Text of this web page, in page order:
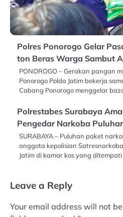
Polres Ponorogo Gelar
ton Beras Warga Sambut
PONOROGO – Gerakan pangan
Ponorogo Polda Jatim bekerja
Cabang Ponorogo menggelar
Polrestabes Surabaya
Pengedar Narkoba
SURABAYA – Puluhan paket
anggota kepolisian
Jatim di kamar kos yang
Leave a Reply
Your email address will not